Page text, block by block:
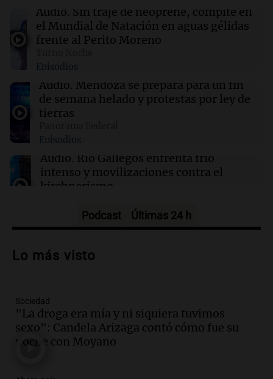
estudio
01:24 Mundo
varios heridos tras el ataque
01:09
La transformación de Hanói: modernización
Audio. Sin traje de neoprene, compite en
el Mundial de Natación en aguas gélidas
frente al Perito Moreno
Episodios
Audio. Mendoza se prepara para un fin
de semana helado y protestas por ley de
tierras
Episodios
Audio. Río Gallegos enfrenta frío
intenso y movilizaciones contra el
kirchnerismo
Audio.Debate en el Senado sobre
la soberanía digital en Argentina
Audio.
de semana helado y ciudadanos
marchan contra reforma de tierras
Panorama Federal
Podcast Últimas 24 h
Lo más visto
Sociedad
"La droga era mía y ni siquiera tuvimos
sexo": Candela Arizaga contó cómo fue su
noche con Moyano